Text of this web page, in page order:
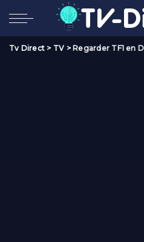
Tv Direct > TV > Regarder TF1 en